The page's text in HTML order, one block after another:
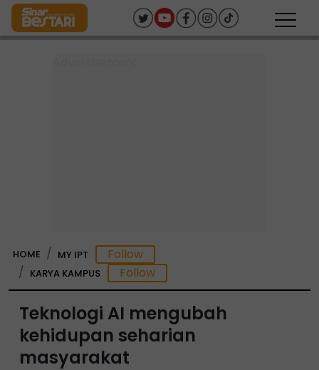
HOME
MY IPT
KARYA KAMPUS
Teknologi AI mengubah
kehidupan seharian
masyarakat